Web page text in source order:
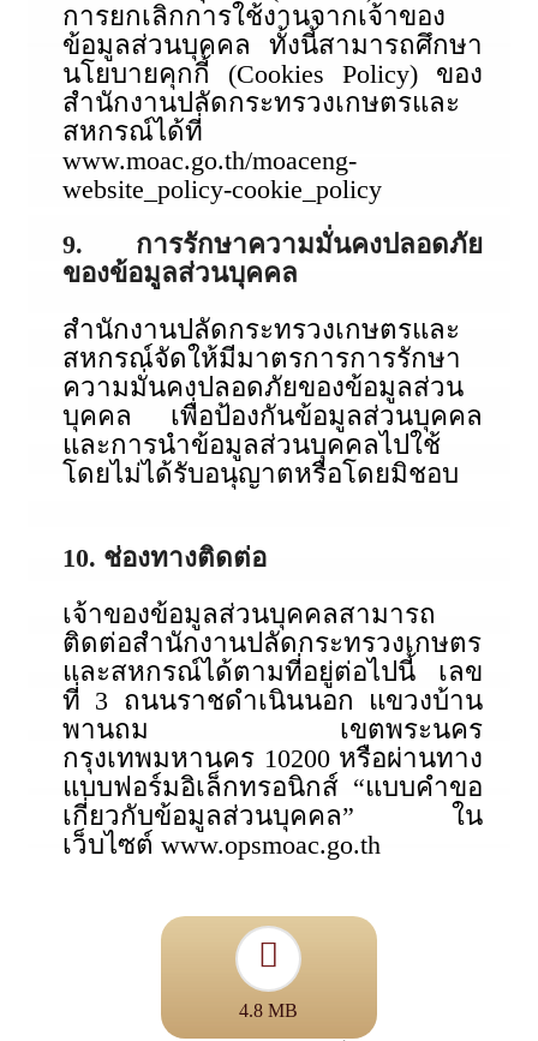
การยกเลิกการใช้งานจากเจ้าของ
ข้อมูลส่วนบุคคล ทั้งนี้สามารถศึกษา
นโยบายคุกกี้ (Cookies Policy) ของ
สำนักงานปลัดกระทรวงเกษตรและ
สหกรณ์ได้ที่
www.moac.go.th/moaceng-
website_policy-cookie_policy
9. การรักษาความมั่นคงปลอดภัย
ของข้อมูลส่วนบุคคล
สำนักงานปลัดกระทรวงเกษตรและ
สหกรณ์จัดให้มีมาตรการการรักษา
ความมั่นคงปลอดภัยของข้อมูลส่วน
บุคคล เพื่อป้องกันข้อมูลส่วนบุคคล
และการนำข้อมูลส่วนบุคคลไปใช้
โดยไม่ได้รับอนุญาตหรือโดยมิชอบ
10. ช่องทางติดต่อ
เจ้าของข้อมูลส่วนบุคคลสามารถ
ติดต่อสำนักงานปลัดกระทรวงเกษตร
และสหกรณ์ได้ตามที่อยู่ต่อไปนี้ เลข
ที่ 3 ถนนราชดำเนินนอก แขวงบ้าน
พานถม เขตพระนคร
กรุงเทพมหานคร 10200 หรือผ่านทาง
แบบฟอร์มอิเล็กทรอนิกส์ “แบบคำขอ
เกี่ยวกับข้อมูลส่วนบุคคล” ใน
เว็บไซต์ www.opsmoac.go.th
4.8 MB